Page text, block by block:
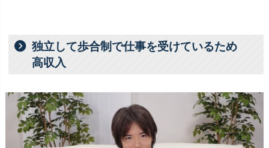
独立して歩合制で仕事を受けているため
高収入